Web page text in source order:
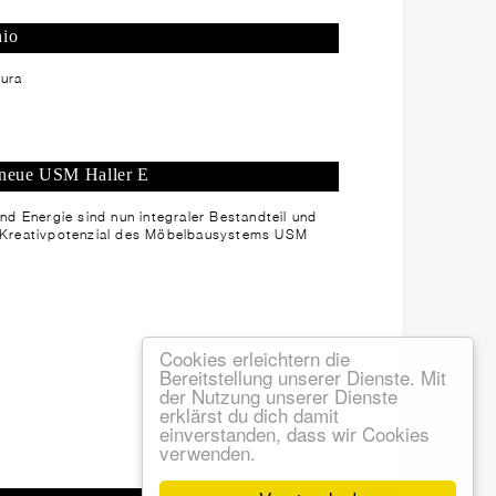
Cookies erleichtern die
Bereitstellung unserer Dienste. Mit
der Nutzung unserer Dienste
erklärst du dich damit
einverstanden, dass wir Cookies
verwenden.
USM Haller E
Energie sind nun integraler Bestandteil und
des Möbelbausystems USM